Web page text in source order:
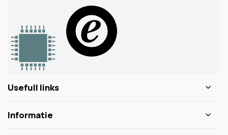
Usefull links
Informatie